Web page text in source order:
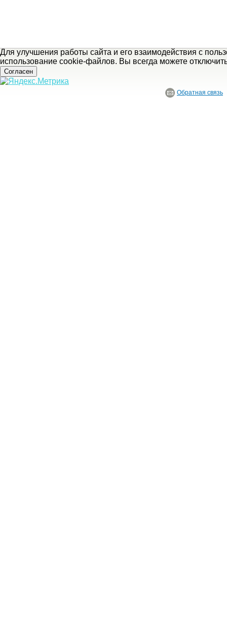
Для улучшения работы сайта и его взаимодействия с
использование cookie-файлов. Вы всегда можете
Согласен
Обратная связь